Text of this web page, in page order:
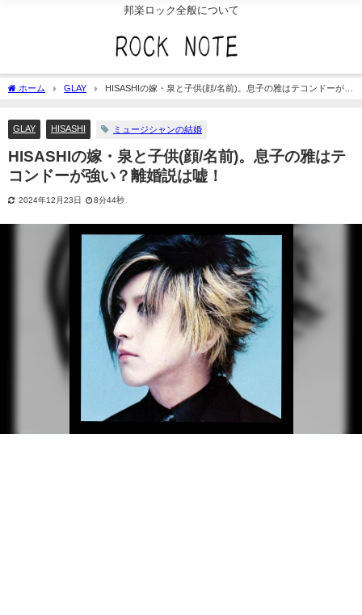
邦楽ロック全般について
ホーム GLAY
HISASHIの嫁・泉と子供(顔/名前)。息子の雅はテコンドーが強
い？離婚説は嘘！
GLAY HISASHI ミュージシャンの結婚
HISASHIの嫁・泉と子供(顔/名前)。息子の雅はテ
コンドーが強い？離婚説は嘘！
2024年12月23日 8分44秒